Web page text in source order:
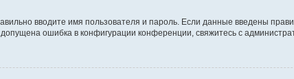
вводите имя пользователя и пароль. Если данные введены
ошибка в конфигурации конференции, свяжитесь с